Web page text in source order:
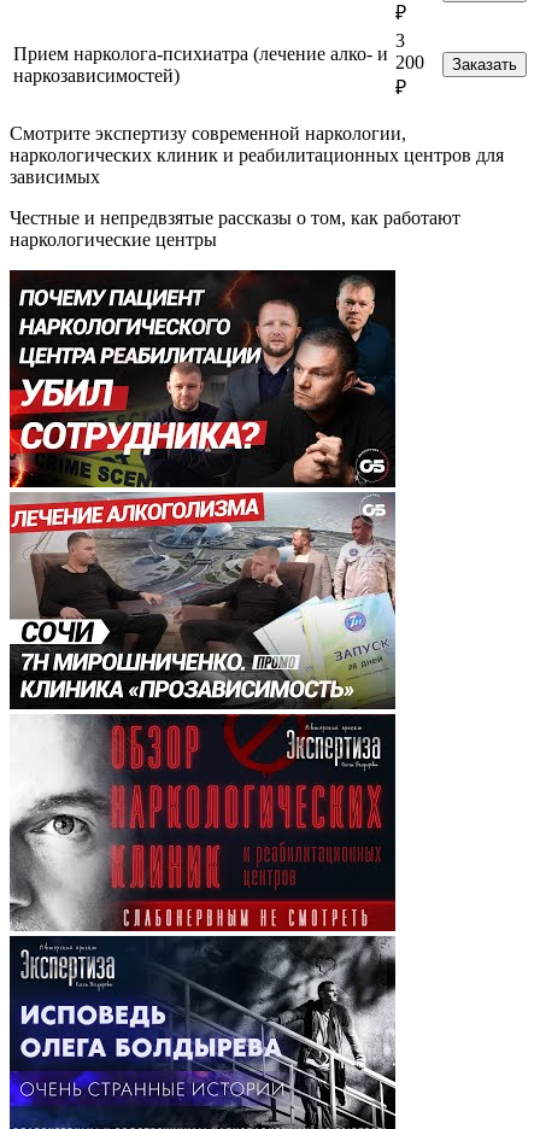
₽
Прием нарколога-психиатра (лечение алко- и
наркозависимостей)
3
200
₽
Заказать
Смотрите экспертизу современной наркологии,
наркологических клиник и реабилитационных центров для
зависимых
Честные и непредвзятые рассказы о том, как работают
наркологические центры